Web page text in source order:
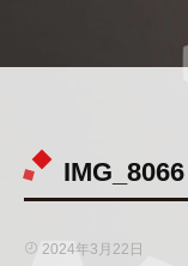
IMG_8066
2024年3月22日